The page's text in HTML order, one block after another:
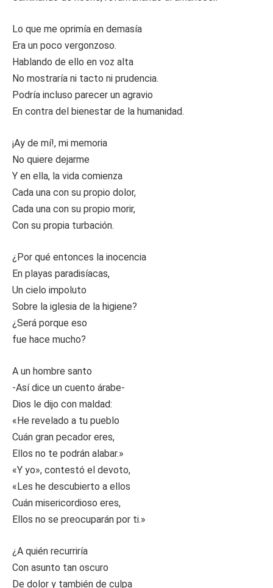
Lo que me oprimía en demasía
Era un poco vergonzoso.
Hablando de ello en voz alta
No mostraría ni tacto ni prudencia.
Podría incluso parecer un agravio
En contra del bienestar de la humanidad.
¡Ay de mí!, mi memoria
No quiere dejarme
Y en ella, la vida comienza
Cada una con su propio dolor,
Cada una con su propio morir,
Con su propia turbación.
¿Por qué entonces la inocencia
En playas paradisíacas,
Un cielo impoluto
Sobre la iglesia de la higiene?
¿Será porque eso
fue hace mucho?
A un hombre santo
-Así dice un cuento árabe-
Dios le dijo con maldad:
«He revelado a tu pueblo
Cuán gran pecador eres,
Ellos no te podrán alabar.»
«Y yo», contestó el devoto,
«Les he descubierto a ellos
Cuán misericordioso eres,
Ellos no se preocuparán por ti.»
¿A quién recurriría
Con asunto tan oscuro
De dolor y también de culpa